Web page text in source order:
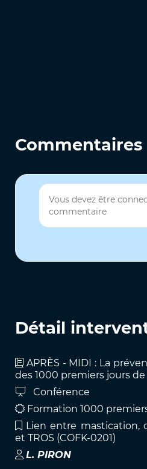
Commentaires
Détail
APRÈS - MIDI : La
des 1000 premiers jours
Conférence
Formation 1000
Lien entre mastication,
et TROS (COFK-0201)
L. PIRON